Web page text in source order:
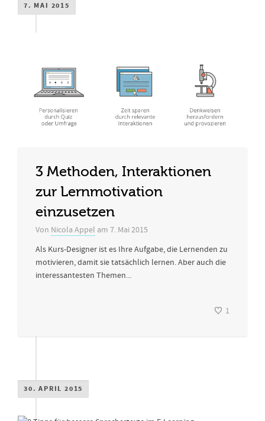
7. MAI 2015
3 Methoden, Interaktionen
zur Lernmotivation
einzusetzen
Von Nicola Appel am 7. Mai 2015
Als Kurs-Designer ist es Ihre Aufgabe, die Lernenden zu
motivieren, damit sie tatsächlich lernen. Aber auch die
interessantesten Themen...
1
30. APRIL 2015